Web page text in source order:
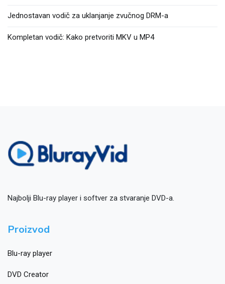
Jednostavan vodič za uklanjanje zvučnog DRM-a
Kompletan vodič: Kako pretvoriti MKV u MP4
Najbolji Blu-ray player i softver za stvaranje DVD-a.
Proizvod
Blu-ray player
DVD Creator